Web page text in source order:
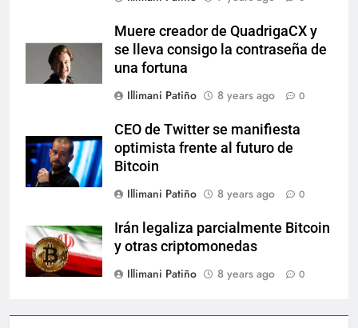
Muere creador de QuadrigaCX y
se lleva consigo la contraseña de
una fortuna
Illimani Patiño
8 years ago 0
CEO de Twitter se manifiesta
optimista frente al futuro de
Bitcoin
Illimani Patiño
8 years ago 0
Irán legaliza parcialmente Bitcoin
y otras criptomonedas
Illimani Patiño
8 years ago 0